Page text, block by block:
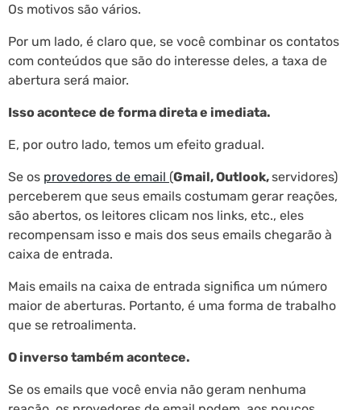
Os motivos são vários.
Por um lado, é claro que, se você combinar os contatos
com conteúdos que são do interesse deles, a taxa de
abertura será maior.
Isso acontece de forma direta e imediata.
E, por outro lado, temos um efeito gradual.
Se os provedores de email (Gmail, Outlook,servidores)
perceberem que seus emails costumam gerar reações,
são abertos, os leitores clicam nos links, etc., eles
recompensam isso e mais dos seus emails chegarão à
caixa de entrada.
Mais emails na caixa de entrada significa um número
maior de aberturas. Portanto, é uma forma de trabalho
que se retroalimenta.
O inverso também acontece.
Se os emails que você envia não geram nenhuma